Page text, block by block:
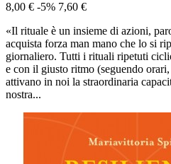
8,00 € -5% 7,60 €
«Il rituale è un insieme di azioni,
acquista forza man mano che lo si
giornaliero. Tutti i rituali ripetuti
e con il giusto ritmo (seguendo
attivano in noi la straordinaria
nostra...